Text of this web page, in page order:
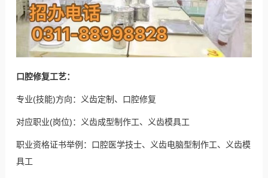
口腔修复工艺：
专业(技能)方向：义齿定制、口腔修复
对应职业(岗位)：义齿成型制作工、义齿模具工
职业资格证书举例：口腔医学技士、义齿电脑型制作工、义齿模
具工